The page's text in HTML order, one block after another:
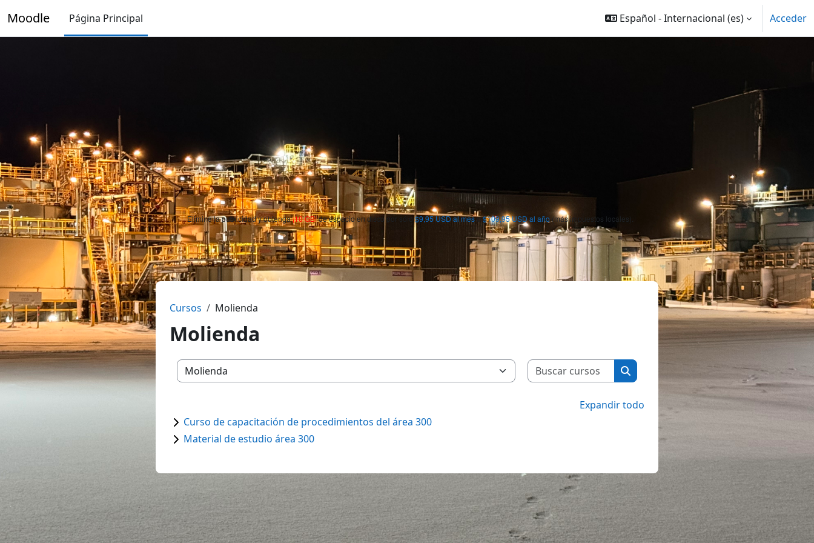
Elimine la publicidad y obtenga¡10 GB!de espacio en disco por sólo$9,95 USD al meso$109,95 USD al año (más impuestos locales).
Moodle Página Principal Español - Internacional ‎(es)‎ Acceder
Cursos Molienda
Molienda
Categorías
Buscar cursos
Buscar cursos
Expandir todo
Curso de capacitación de procedimientos del área 300
Material de estudio área 300